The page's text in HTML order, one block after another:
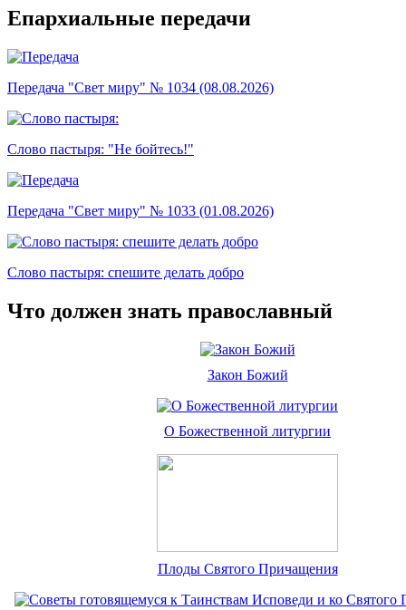
Епархиальные передачи
Передача "Свет миру" № 1034 (08.08.2026)
Слово пастыря: "Не бойтесь!"
Передача "Свет миру" № 1033 (01.08.2026)
Слово пастыря: спешите делать добро
Что должен знать православный
Закон Божий
О Божественной литургии
Плоды Святого Причащения